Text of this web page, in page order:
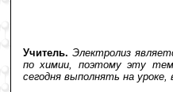
Учитель. Электролиз
по химии, поэтому эту
сегодня выполнять на уроке,